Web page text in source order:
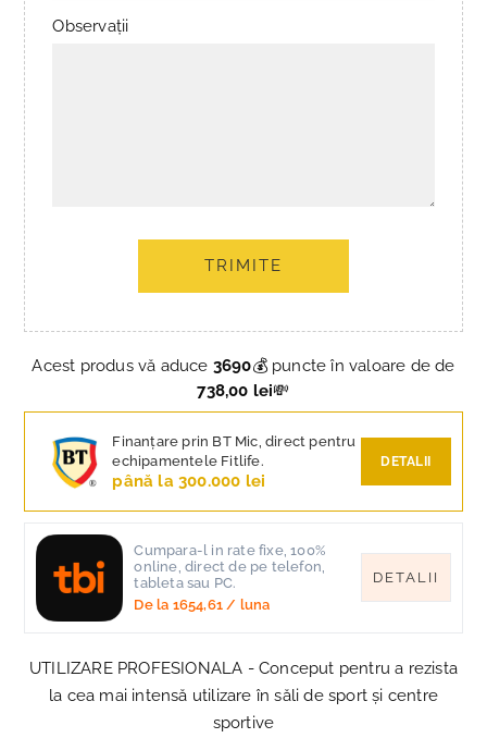
Observații
TRIMITE
Acest produs vă aduce 3690💰 puncte în valoare de de
738,00 lei💸
Finanțare prin BT Mic, direct pentru
echipamentele Fitlife.
până la 300.000 lei
DETALII
Cumpara-l in rate fixe, 100%
online, direct de pe telefon,
tableta sau PC.
De la 1654,61 / luna
DETALII
UTILIZARE PROFESIONALA - Conceput pentru a rezista
la cea mai intensă utilizare în săli de sport și centre
sportive